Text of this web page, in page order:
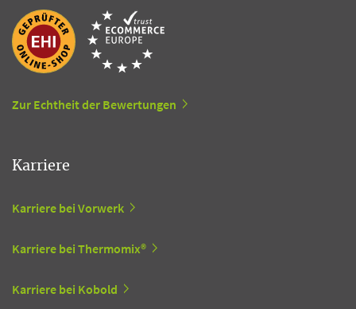
Zur Echtheit der Bewertungen
Karriere
Karriere bei Vorwerk
Karriere bei Thermomix®
Karriere bei Kobold